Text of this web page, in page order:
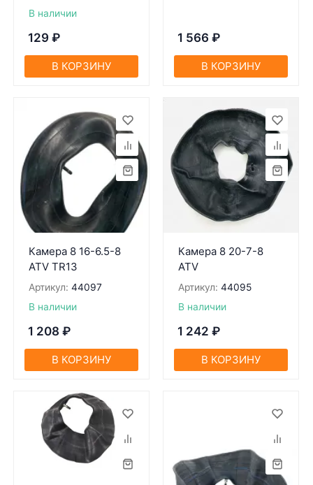
В наличии
129 ₽
В КОРЗИНУ
1 566 ₽
В КОРЗИНУ
Камера 8 16-6.5-8
ATV TR13
Артикул: 44097
В наличии
1 208 ₽
В КОРЗИНУ
Камера 8 20-7-8
ATV
Артикул: 44095
В наличии
1 242 ₽
В КОРЗИНУ